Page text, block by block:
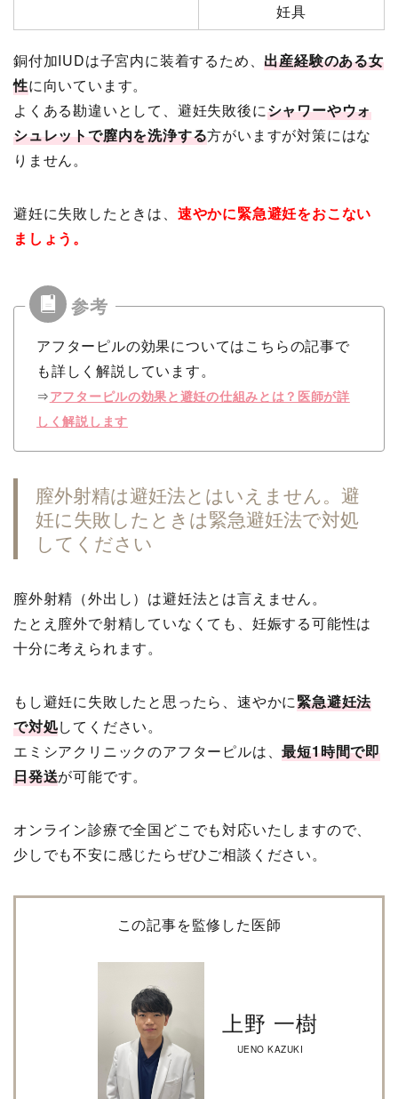
妊具
銅付加IUDは子宮内に装着するため、出産経験のある女
性に向いています。
よくある勘違いとして、避妊失敗後にシャワーやウォ
シュレットで膣内を洗浄する方がいますが対策にはな
りません。
避妊に失敗したときは、 速やかに緊急避妊をおこない
ましょう。
アフターピルの効果についてはこちらの記事で
も詳しく解説しています。
⇒アフターピルの効果と避妊の仕組みとは？医師が詳
しく解説します
膣外射精は避妊法とはいえません。避
妊に失敗したときは緊急避妊法で対処
してください
膣外射精（外出し）は避妊法とは言えません。
たとえ膣外で射精していなくても、妊娠する可能性は
十分に考えられます。
もし避妊に失敗したと思ったら、速やかに緊急避妊法
で対処してください。
エミシアクリニックのアフターピルは、最短1時間で即
日発送が可能です。
オンライン診療で全国どこでも対応いたしますので、
少しでも不安に感じたらぜひご相談ください。
この記事を監修した医師
上野 一樹
UENO KAZUKI